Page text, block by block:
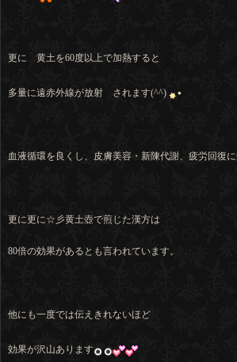
更に 黄土を60度以上で加熱すると
多量に遠赤外線が放射 されます(^^)
血液循環を良くし、皮膚美容・新陳代謝、疲労回復に
更に更に☆彡黄土壺で煎じた漢方は
80倍の効果があるとも言われています。
他にも一度では伝えきれないほど
効果が沢山あります